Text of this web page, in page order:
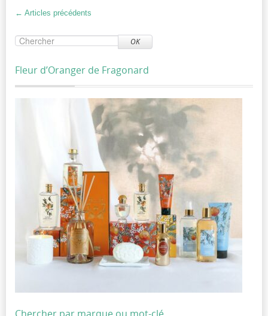
← Articles précédents
OK
Fleur d’Oranger de Fragonard